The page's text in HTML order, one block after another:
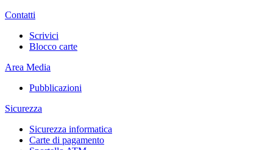
Contatti
Scrivici
Blocco carte
Area Media
Pubblicazioni
Sicurezza
Sicurezza informatica
Carte di pagamento